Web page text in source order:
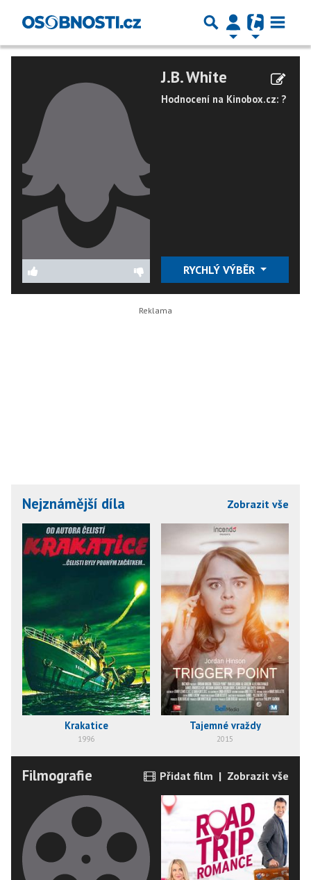
J.B. White
Hodnocení na Kinobox.cz: ?
RYCHLÝ VÝBĚR
Nejznámější díla Zobrazit vše
Krakatice
1996
Tajemné vraždy
2015
Filmografie Přidat film | Zobrazit vše